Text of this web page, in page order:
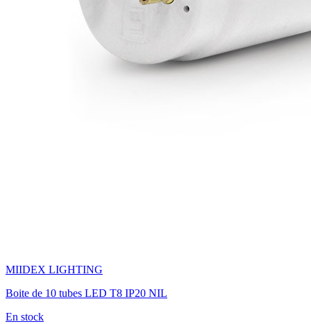
MIIDEX LIGHTING
Boite de 10 tubes LED T8 IP20 NIL
En stock